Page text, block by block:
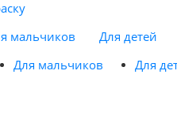
мальчиков Для детей
Для мальчиков Для